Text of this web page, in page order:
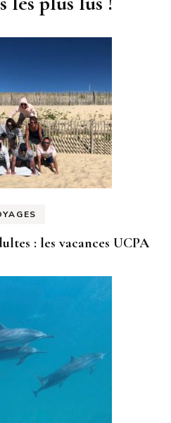
: les vacances UCPA